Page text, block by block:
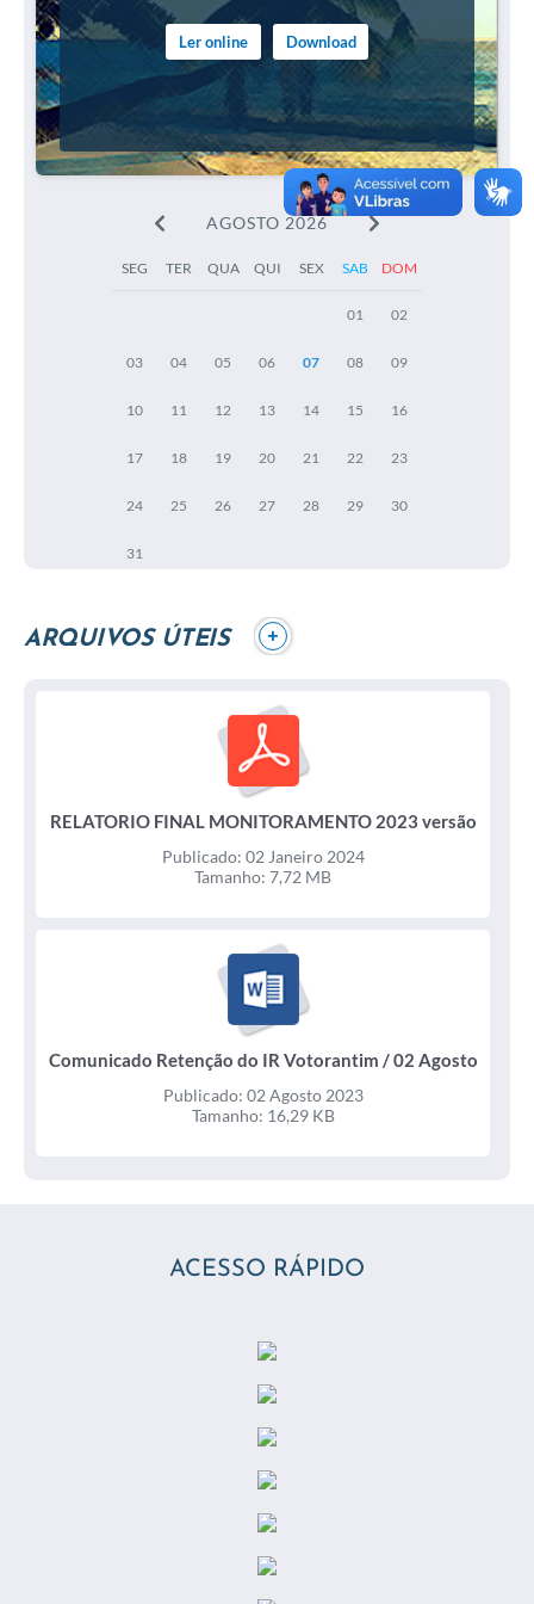
Ler online Download
AGOSTO 2026
SEG TER QUA QUI SEX SAB DOM
01 02
03 04 05 06 07 08 09
10 11 12 13 14 15 16
17 18 19 20 21 22 23
24 25 26 27 28 29 30
31
ARQUIVOS ÚTEIS +
RELATORIO FINAL MONITORAMENTO 2023 versão
Publicado: 02 Janeiro 2024
Tamanho: 7,72 MB
Comunicado Retenção do IR Votorantim / 02 Agosto
Publicado: 02 Agosto 2023
Tamanho: 16,29 KB
Tamanho: 367,28 KB
Termo de Ajuste de Conduta TAC nº 224 11 Relatório
Parcial 2023 / 31 Julho 2023
Publicado: 31 Julho 2023
ACESSO RÁPIDO